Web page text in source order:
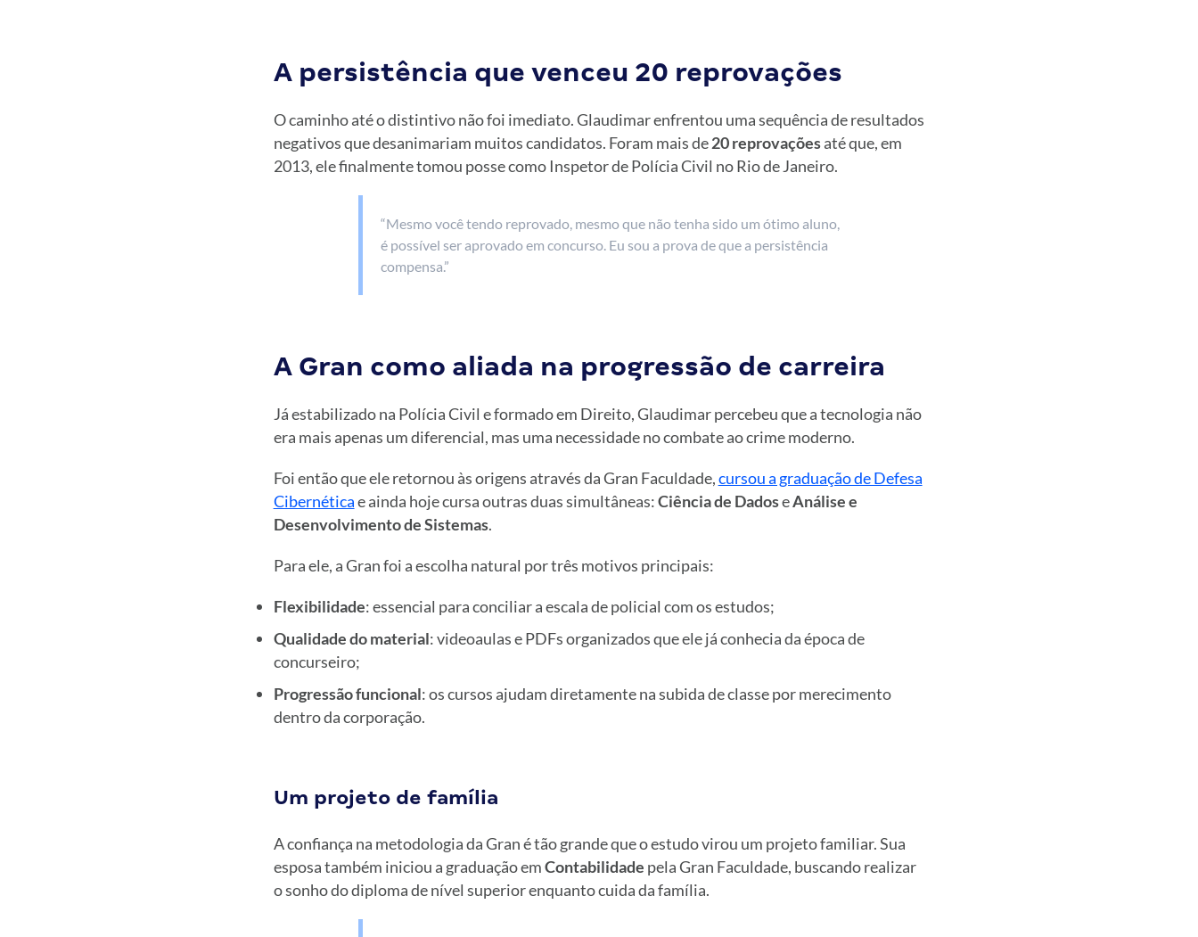
A persistência que venceu 20 reprovações
O caminho até o distintivo não foi imediato. Glaudimar enfrentou uma sequência de resultados
negativos que desanimariam muitos candidatos. Foram mais de20 reprovaçõesaté que, em
2013, ele finalmente tomou posse como Inspetor de Polícia Civil no Rio de Janeiro.
“Mesmo você tendo reprovado, mesmo que não tenha sido um ótimo aluno,
é possível ser aprovado em concurso. Eu sou a prova de que a persistência
compensa.”
A Gran como aliada na progressão de carreira
Já estabilizado na Polícia Civil e formado em Direito, Glaudimar percebeu que a tecnologia não
era mais apenas um diferencial, mas uma necessidade no combate ao crime moderno.
Foi então que ele retornou às origens através da Gran Faculdade,cursou a graduação de Defesa
Cibernéticae ainda hoje cursa outras duas simultâneas:Ciência de DadoseAnálise e
Desenvolvimento de Sistemas.
Para ele, a Gran foi a escolha natural por três motivos principais:
Flexibilidade: essencial para conciliar a escala de policial com os estudos;
Qualidade do material: videoaulas e PDFs organizados que ele já conhecia da época de
concurseiro;
Progressão funcional: os cursos ajudam diretamente na subida de classe por merecimento
dentro da corporação.
Um projeto de família
A confiança na metodologia da Gran é tão grande que o estudo virou um projeto familiar. Sua
esposa também iniciou a graduação emContabilidade pela Gran Faculdade, buscando realizar
o sonho do diploma de nível superior enquanto cuida da família.